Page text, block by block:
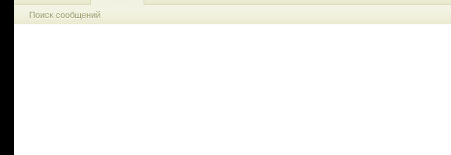
Поиск сообщений